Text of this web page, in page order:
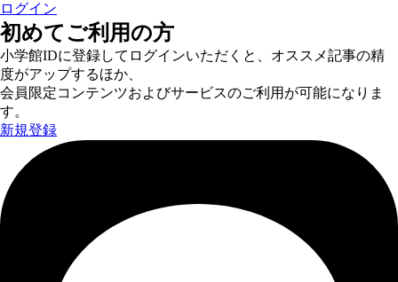
ログイン
初めてご利用の方
小学館IDに登録してログインいただくと、オススメ記事の精
度がアップするほか、
会員限定コンテンツおよびサービスのご利用が可能になりま
す。
新規登録